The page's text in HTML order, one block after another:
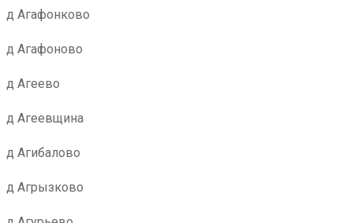
д Агафонково
д Агафоново
д Агеево
д Агеевщина
д Агибалово
д Агрызково